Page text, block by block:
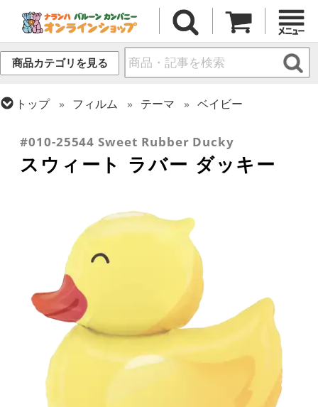
商品カテゴリを見る
トップ フィルム テーマ
ベイビー
#010-25544 Sweet Rubber Ducky
スウィート ラバー ダッキー